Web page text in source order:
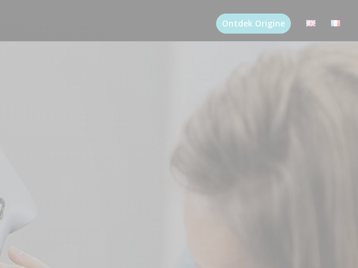
Ontdek Origine